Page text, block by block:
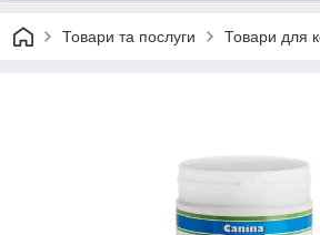
Товари та послуги Товари для